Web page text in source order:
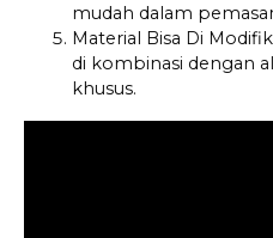
mudah dalam
Material Bisa Di
di kombinasi dengan
khusus.